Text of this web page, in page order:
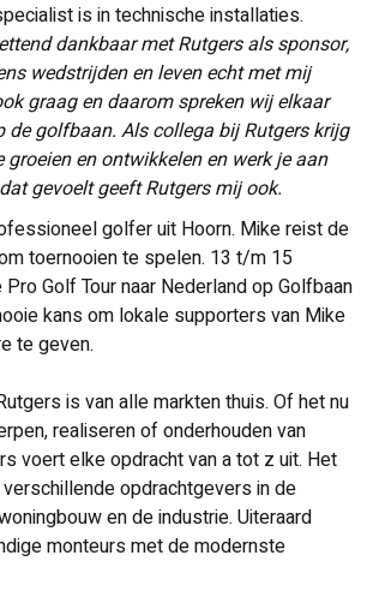
is in technische installaties.
dankbaar met Rutgers als sponsor,
wedstrijden en leven echt met mij
graag en daarom spreken wij elkaar
de golfbaan. Als collega bij Rutgers krijg
groeien en ontwikkelen en werk je aan
gevoelt geeft Rutgers mij ook.
golfer uit Hoorn. Mike reist de
toernooien te spelen. 13 t/m 15
Golf Tour naar Nederland op Golfbaan
kans om lokale supporters van Mike
te geven.
is van alle markten thuis. Of het nu
realiseren of onderhouden van
voert elke opdracht van a tot z uit. Het
opdrachtgevers in de
en de industrie. Uiteraard
monteurs met de modernste